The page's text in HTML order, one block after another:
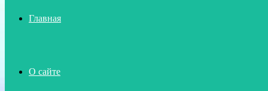
Главная
О сайте